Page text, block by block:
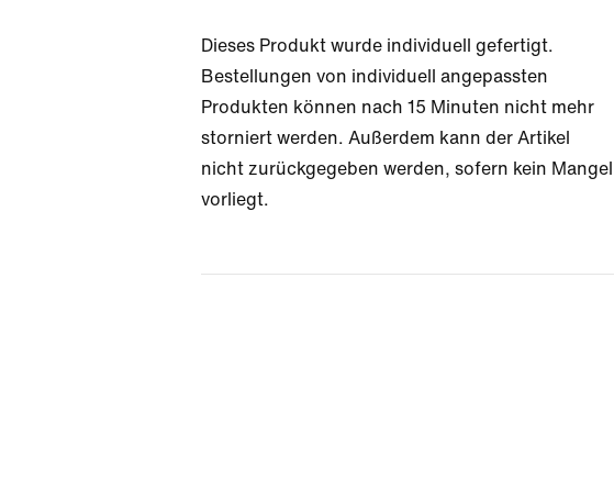
Dieses Produkt wurde individuell gefertigt.
Bestellungen von individuell angepassten
Produkten können nach 15 Minuten nicht mehr
storniert werden. Außerdem kann der Artikel
nicht zurückgegeben werden, sofern kein Mangel
vorliegt.